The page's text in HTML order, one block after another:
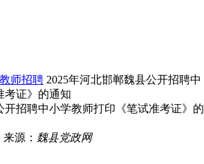
教师招聘 2025年河北邯郸魏县公开招聘中
考证》的通知
开招聘中小学教师打印《笔试准考证》的
来源： 魏县党政网